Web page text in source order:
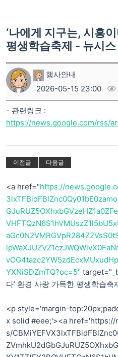
‘나에게 지구는, 시흥
평생학습축제 - 뉴시스
행사안내
2026-05-15 23:00
- 관련링크 :
https://news.google.com/rss/
이전글 다음글
<a href="https://
YXNiSDZmTQ?oc=5"
다’ 환경 사랑 가득한 평생학습
<p style='margin-
x solid #eee;'><a
s/